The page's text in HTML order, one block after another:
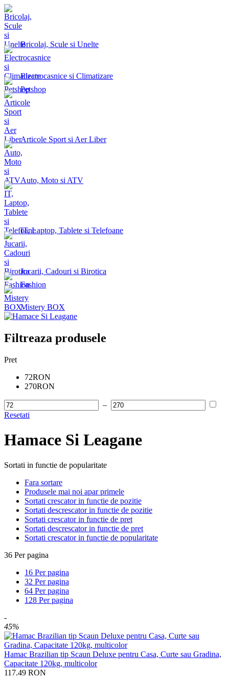
Bricolaj, Scule si Unelte
Electrocasnice si Climatizare
Petshop
Articole Sport si Aer Liber
Auto, Moto si ATV
IT, Laptop, Tablete si Telefoane
Jucarii, Cadouri si Birotica
Fashion
Mistery BOX
Filtreaza produsele
Pret
72RON
270RON
–
Resetati
Hamace Si Leagane
Sortati in functie de popularitate
Fara sortare
Produsele mai noi apar primele
Sortati crescator in functie de pozitie
Sortati descrescator in functie de pozitie
Sortati crescator in functie de pret
Sortati descrescator in functie de pret
Sortati crescator in functie de popularitate
36 Per pagina
16 Per pagina
32 Per pagina
64 Per pagina
128 Per pagina
-
45%
Hamac Brazilian tip Scaun Deluxe pentru Casa, Curte sau Gradina,
Capacitate 120kg, multicolor
117.49 RON